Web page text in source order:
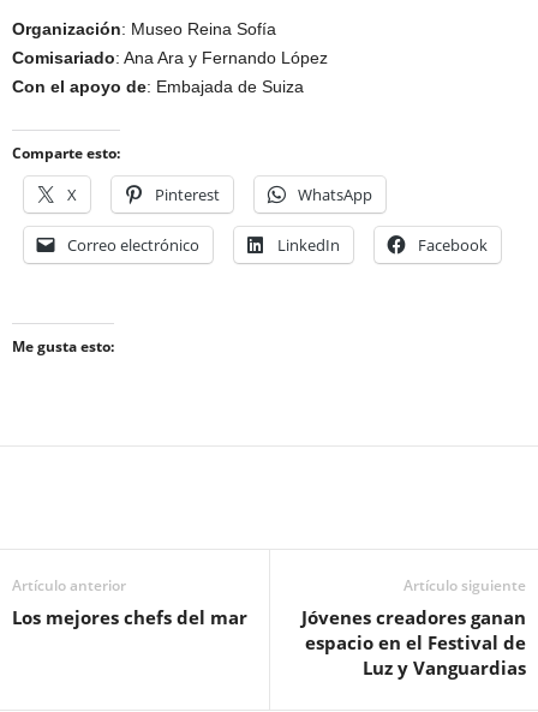
Organización: Museo Reina Sofía
Comisariado: Ana Ara y Fernando López
Con el apoyo de: Embajada de Suiza
Comparte esto:
X Pinterest WhatsApp
Correo electrónico LinkedIn Facebook
Me gusta esto:
Artículo anterior
Los mejores chefs del mar
Artículo siguiente
Jóvenes creadores ganan
espacio en el Festival de
Luz y Vanguardias